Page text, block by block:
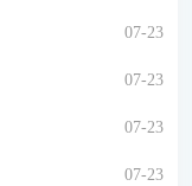
07-23
07-23
07-23
07-23